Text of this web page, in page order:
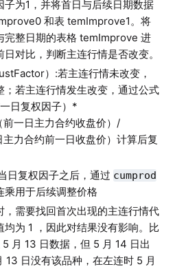
为1，并将首日与后续日期数据
和表 temImprove1。将
完整日期的表格 temImprove 进
对比，判断主连行情是否改变。
）:若主连行情未改变，
；若主连行情发生改变，通过公式
日复权因子）*
一日主力合约收盘价）/
力合约前一日收盘价）计算后复
日复权因子之后，通过 cumprod
乘用于后续调整价格
，需要找回首次出现的主连行情代
为 1 ，因此对结果没有影响。比
月 13 日数据，但 5 月 14 日出
日没有该品种，在左连时 5 月